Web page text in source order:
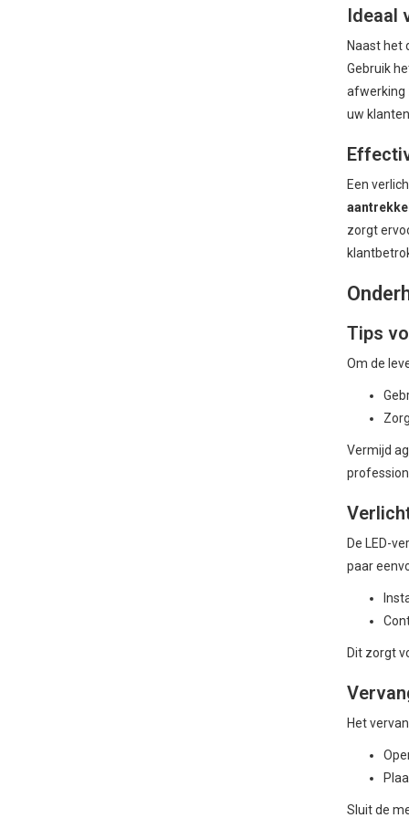
Ideaal
Naast het
Gebruik
afwerking
uw
Een
zorgt
Tips
Om de
Vermijd
De LED-
paar
Dit zorgt
Het
Sluit de